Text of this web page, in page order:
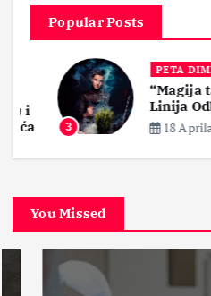
Popular Posts
PETA
“Magija
Linija
18 Aprila,
You Missed